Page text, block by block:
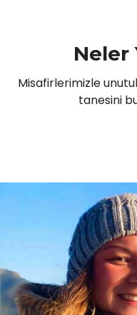
Neler
Misafirlerimizle
tanesini